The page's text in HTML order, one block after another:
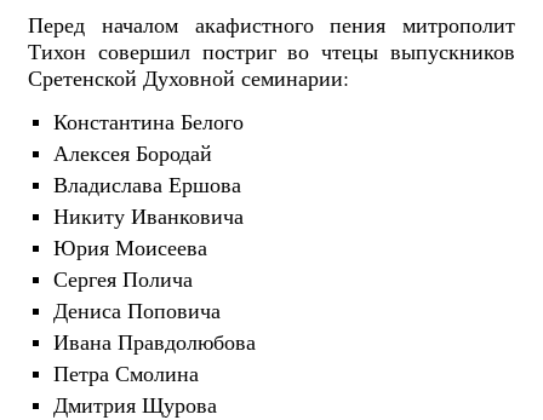
Перед началом акафистного пения митрополит
Тихон совершил постриг во чтецы выпускников
Сретенской Духовной семинарии:
Константина Белого
Алексея Бородай
Владислава Ершова
Никиту Иванковича
Юрия Моисеева
Сергея Полича
Дениса Поповича
Ивана Правдолюбова
Петра Смолина
Дмитрия Щурова